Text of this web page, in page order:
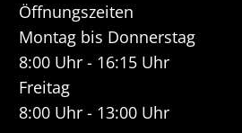
Öffnungszeiten
Montag bis Donnerstag
8:00 Uhr - 16:15 Uhr
Freitag
8:00 Uhr - 13:00 Uhr